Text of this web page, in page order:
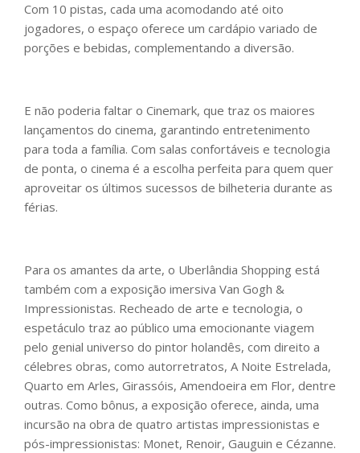
Com 10 pistas, cada uma acomodando até oito
jogadores, o espaço oferece um cardápio variado de
porções e bebidas, complementando a diversão.
E não poderia faltar o Cinemark, que traz os maiores
lançamentos do cinema, garantindo entretenimento
para toda a família. Com salas confortáveis e tecnologia
de ponta, o cinema é a escolha perfeita para quem quer
aproveitar os últimos sucessos de bilheteria durante as
férias.
Para os amantes da arte, o Uberlândia Shopping está
também com a exposição imersiva Van Gogh &
Impressionistas. Recheado de arte e tecnologia, o
espetáculo traz ao público uma emocionante viagem
pelo genial universo do pintor holandês, com direito a
célebres obras, como autorretratos, A Noite Estrelada,
Quarto em Arles, Girassóis, Amendoeira em Flor, dentre
outras. Como bônus, a exposição oferece, ainda, uma
incursão na obra de quatro artistas impressionistas e
pós-impressionistas: Monet, Renoir, Gauguin e Cézanne.